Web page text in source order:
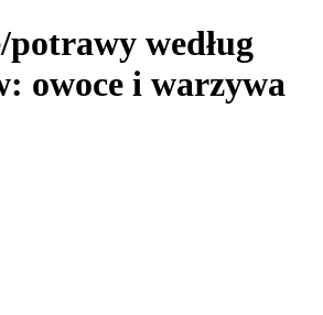
według
owoce i warzywa